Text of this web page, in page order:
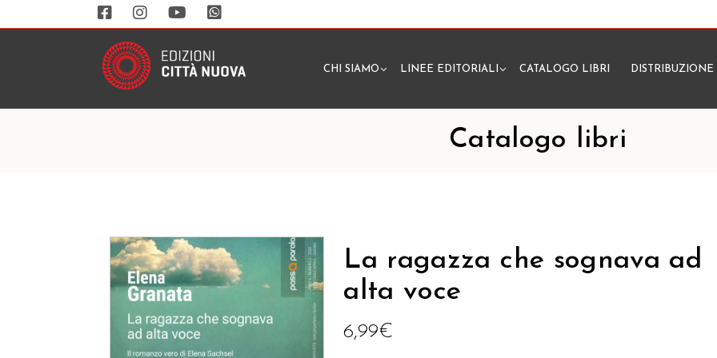
CHI SIAMO LINEE EDITORIALI CATALOGO LIBRI DISTRIBUZIONE
Catalogo libri
La ragazza che sognava ad
alta voce
6,99€